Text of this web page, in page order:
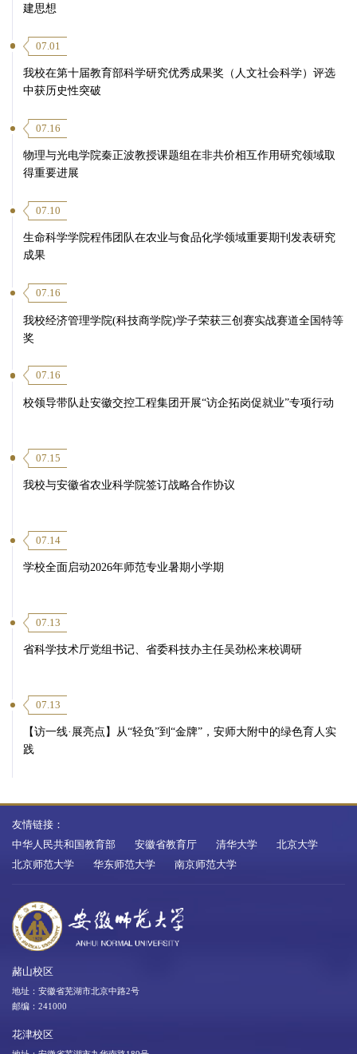
建思想
07.01
我校在第十届教育部科学研究优秀成果奖（人文社会科学）评选
中获历史性突破
07.16
物理与光电学院秦正波教授课题组在非共价相互作用研究领域取
得重要进展
07.10
生命科学学院程伟团队在农业与食品化学领域重要期刊发表研究
成果
07.16
我校经济管理学院(科技商学院)学子荣获三创赛实战赛道全国特等
奖
07.16
校领导带队赴安徽交控工程集团开展“访企拓岗促就业”专项行动
07.15
我校与安徽省农业科学院签订战略合作协议
07.14
学校全面启动2026年师范专业暑期小学期
07.13
省科学技术厅党组书记、省委科技办主任吴劲松来校调研
07.13
【访一线·展亮点】从“轻负”到“金牌”，安师大附中的绿色育人实
践
友情链接：
中华人民共和国教育部
安徽省教育厅 清华大学
北京大学
北京师范大学
华东师范大学 南京师范大学
赭山校区
地址：安徽省芜湖市北京中路2号
邮编：241000
花津校区